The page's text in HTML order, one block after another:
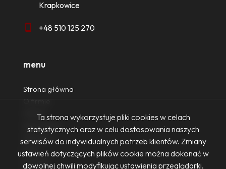
Krapkowice
+48 510 125 270
menu
Strona główna
Oferty
Zgłoszenia
Ulubione
Blog
Kontakt
Ta strona wykorzystuje pliki cookies w celach
statystycznych oraz w celu dostosowania naszych
serwisów do indywidualnych potrzeb klientów. Zmiany
ustawień dotyczących plików cookie można dokonać w
dowolnej chwili modyfikując ustawienia przeglądarki.